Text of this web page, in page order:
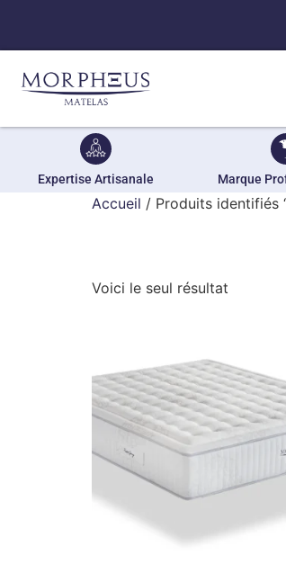
Expertise Artisanale Marque
Accueil / Produits identifiés
Voici le seul résultat